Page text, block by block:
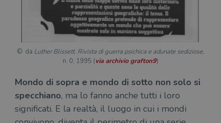
da Luther Blissett. Rivista di guerra psichica e adunate sediziose,
n. 0, 1995 (via archivio grafton9)
Mondo di sopra e mondo di sotto non solo si
specchiano, ma lo fanno anche tutti i loro
significati. E la realtà, il luogo in cui i mondi